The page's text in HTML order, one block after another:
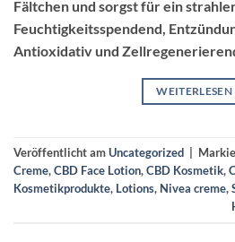
Fältchen und sorgst für ein
Feuchtigkeitsspendend,
Antioxidativ und
WEITERLESEN
Veröffentlicht amUncategorized
Creme,CBD Face Lotion,CBD Kosmetik,
Kosmetikprodukte, Lotions, Nivea creme,